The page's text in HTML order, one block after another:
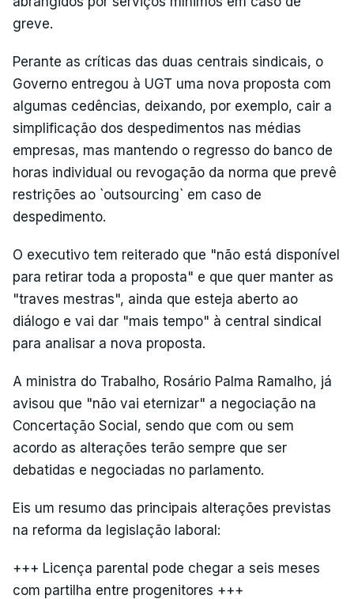
greve.
Perante as críticas das duas centrais sindicais, o
Governo entregou à UGT uma nova proposta com
algumas cedências, deixando, por exemplo, cair a
simplificação dos despedimentos nas médias
empresas, mas mantendo o regresso do banco de
horas individual ou revogação da norma que prevê
restrições ao `outsourcing` em caso de
despedimento.
O executivo tem reiterado que "não está disponível
para retirar toda a proposta" e que quer manter as
"traves mestras", ainda que esteja aberto ao
diálogo e vai dar "mais tempo" à central sindical
para analisar a nova proposta.
A ministra do Trabalho, Rosário Palma Ramalho, já
avisou que "não vai eternizar" a negociação na
Concertação Social, sendo que com ou sem
acordo as alterações terão sempre que ser
debatidas e negociadas no parlamento.
Eis um resumo das principais alterações previstas
na reforma da legislação laboral:
+++ Licença parental pode chegar a seis meses
com partilha entre progenitores +++